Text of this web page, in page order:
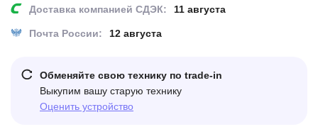
Доставка компанией СДЭК:
11 августа
Почта России: 12 августа
Обменяйте свою технику по trade-in
Выкупим вашу старую технику
Оценить устройство